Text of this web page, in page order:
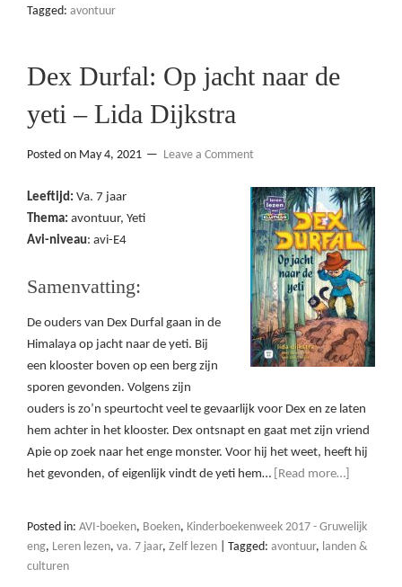
Tagged: avontuur
Dex Durfal: Op jacht naar de
yeti – Lida Dijkstra
Posted on May 4, 2021 Leave a Comment
Leeftijd: Va. 7 jaar
Thema: avontuur, Yeti
Avi-niveau: avi-E4
Samenvatting:
De ouders van Dex Durfal gaan in de
Himalaya op jacht naar de yeti. Bij
een klooster boven op een berg zijn
sporen gevonden. Volgens zijn
ouders is zo’n speurtocht veel te gevaarlijk voor Dex en ze laten
hem achter in het klooster. Dex ontsnapt en gaat met zijn vriend
Apie op zoek naar het enge monster. Voor hij het weet, heeft hij
het gevonden, of eigenlijk vindt de yeti hem… [Read more…]
Posted in: AVI-boeken, Boeken, Kinderboekenweek 2017 - Gruwelijk
eng, Leren lezen, va. 7 jaar, Zelf lezen Tagged: avontuur, landen &
culturen